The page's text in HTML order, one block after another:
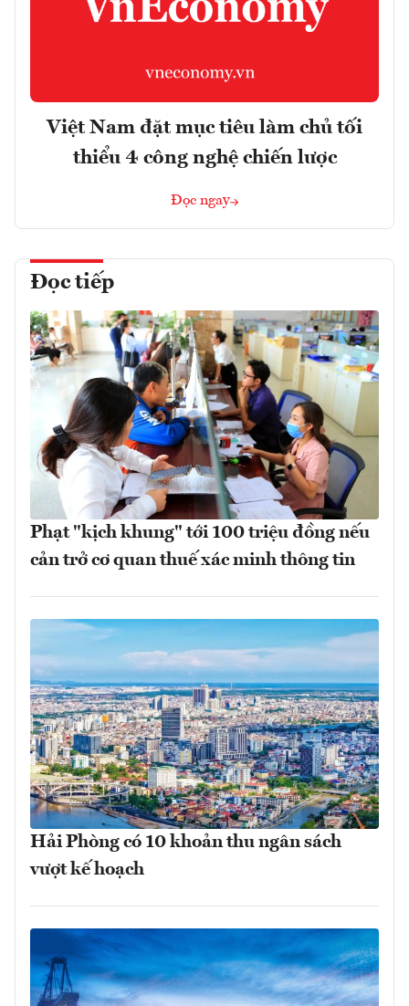
Việt Nam đặt mục tiêu làm chủ tối
thiểu 4 công nghệ chiến lược
Đọc ngay
Đọc tiếp
Phạt "kịch khung" tới 100 triệu đồng nếu
cản trở cơ quan thuế xác minh thông tin
Hải Phòng có 10 khoản thu ngân sách
vượt kế hoạch